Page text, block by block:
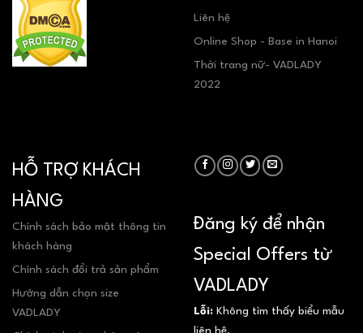
Liên hệ
Online Shop - Base in Hanoi
Thời trang nữ- VADLADY
2022
HỖ TRỢ KHÁCH
HÀNG
Chính sách bảo mật thông tin
khách hàng
Chính sách đổi trả sản phẩm
Hướng dẫn chọn size
VADLADY
Đăng ký để nhận
Special Offers từ
VADLADY
Lỗi: Không tìm thấy biểu mẫu
liên hệ.